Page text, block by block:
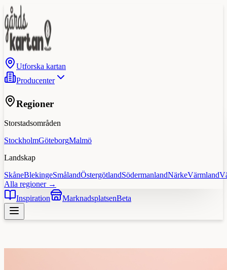
Utforska kartan
Producenter
Regioner
Storstadsområden
StockholmGöteborgMalmö
Landskap
SkåneBlekingeSmålandÖstergötlandSödermanlandNärkeVärmland
Alla regioner →
Inspiration
MarknadsplatsenBeta